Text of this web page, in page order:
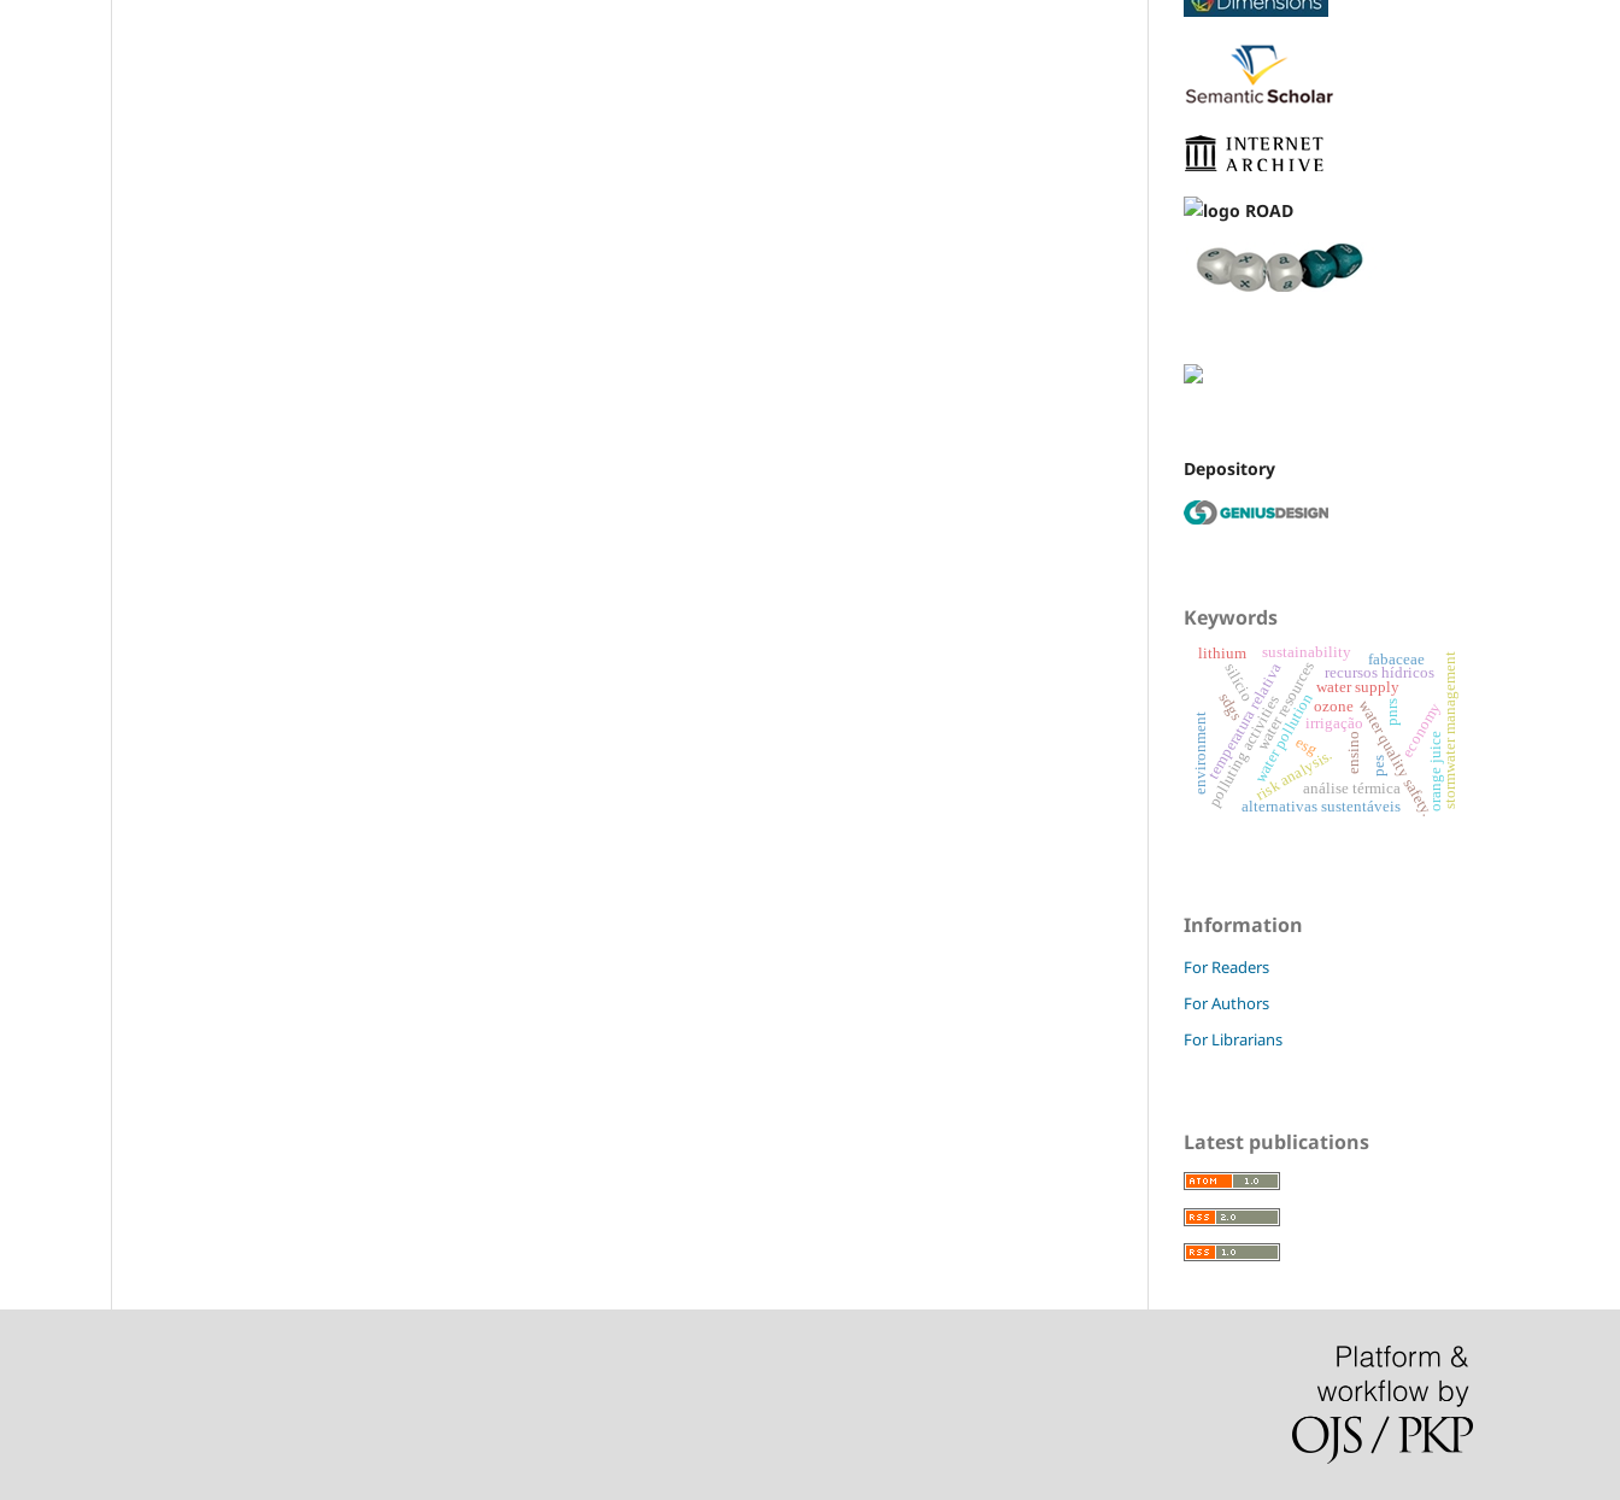
Depository
Keywords
water quality safety.
water supply
risk analysis.
water pollution
water resources
polluting activities
recursos hídricos
irrigação
análise térmica
temperatura relativa economy
environment pes
esg
sustainability
alternativas sustentáveis
ensino
pnrs
fabaceae
silício stormwater management
sdgs
orange juice
ozone
lithium
Information
For Readers
For Authors
For Librarians
Latest publications